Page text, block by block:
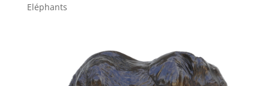
Eléphants